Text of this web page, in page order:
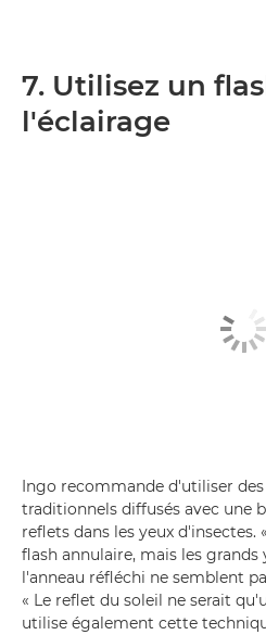
7. Utilisez un
l'éclairage
Ingo recommande d'utiliser des
traditionnels diffusés avec une
reflets dans les yeux d'insectes.
flash annulaire, mais les grands
l'anneau réfléchi ne semblent
« Le reflet du soleil ne serait
utilise également cette